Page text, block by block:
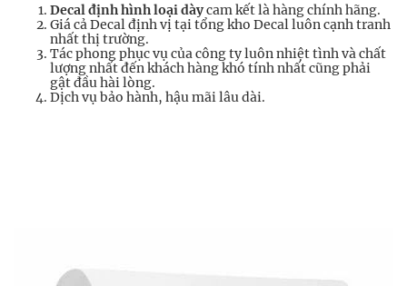
Decal định hình loại dàycam kết là hàng chính hãng.
Giá cả Decal định vị tại tổng kho Decal luôn cạnh tranh
nhất thị trường.
Tác phong phục vụ của công ty luôn nhiệt tình và chất
lượng nhất đến khách hàng khó tính nhất cũng phải
gật đầu hài lòng.
Dịch vụ bảo hành, hậu mãi lâu dài.